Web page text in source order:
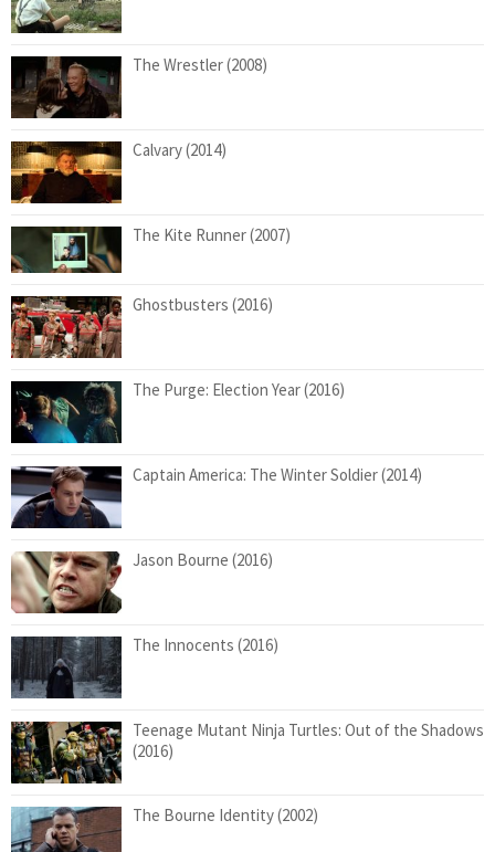
The Wrestler (2008)
Calvary (2014)
The Kite Runner (2007)
Ghostbusters (2016)
The Purge: Election Year (2016)
Captain America: The Winter Soldier (2014)
Jason Bourne (2016)
The Innocents (2016)
Teenage Mutant Ninja Turtles: Out of the Shadows
(2016)
The Bourne Identity (2002)